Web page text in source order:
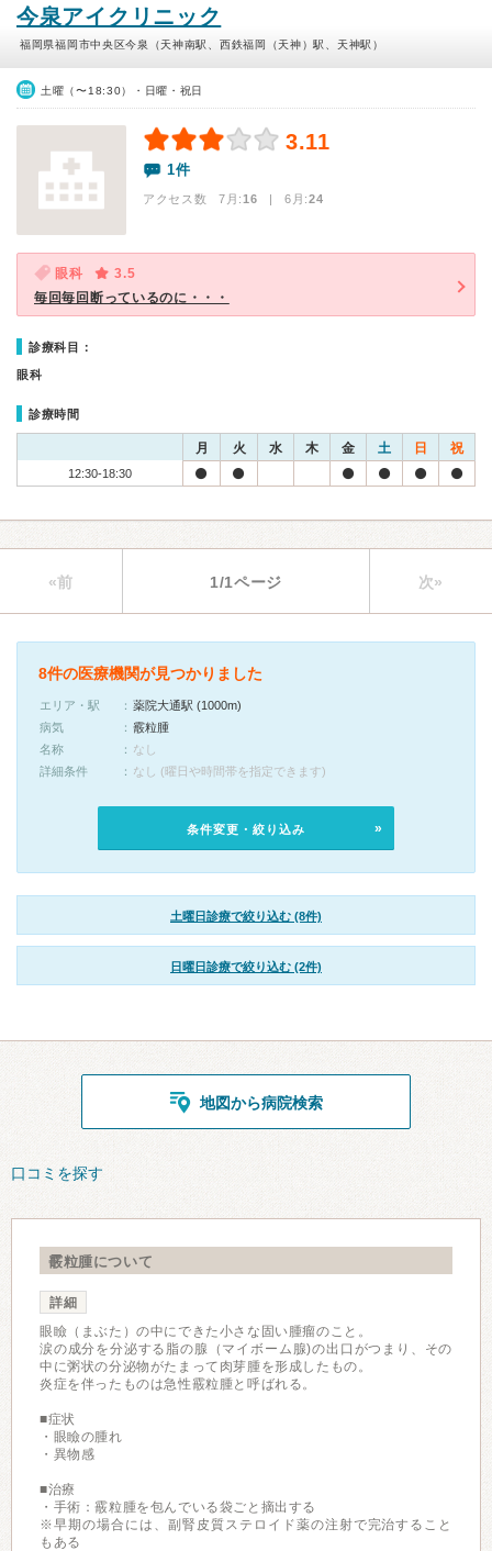
今泉アイクリニック
福岡県福岡市中央区今泉（天神南駅、西鉄福岡（天神）駅、天神駅）
土曜（〜18:30）・日曜・祝日
3.11
1件
アクセス数 7月:16 | 6月:24
眼科
3.5
毎回毎回断っているのに・・・
診療科目：
眼科
診療時間
月 火 水 木 金 土 日 祝
12:30-18:30
«前 1/1ページ 次»
8件の医療機関が見つかりました
エリア・駅
薬院大通駅 (1000m)
病気
霰粒腫
名称
なし
詳細条件
なし (曜日や時間帯を指定できます)
条件変更・絞り込み
土曜日診療で絞り込む (8件)
日曜日診療で絞り込む (2件)
地図から病院検索
口コミを探す
霰粒腫について
詳細
眼瞼（まぶた）の中にできた小さな固い腫瘤のこと。
涙の成分を分泌する脂の腺（マイボーム腺)の出口がつまり、その
中に粥状の分泌物がたまって肉芽腫を形成したもの。
炎症を伴ったものは急性霰粒腫と呼ばれる。
■症状
・眼瞼の腫れ
・異物感
■治療
・手術：霰粒腫を包んでいる袋ごと摘出する
※早期の場合には、副腎皮質ステロイド薬の注射で完治すること
もある